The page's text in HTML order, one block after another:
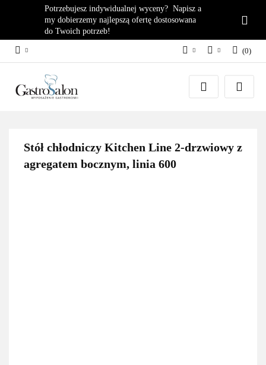
Potrzebujesz indywidualnej wyceny? Napisz a
my dobierzemy najlepszą ofertę dostosowana
do Twoich potrzeb!
EUR
Załóż konto
(0)
Stół chłodniczy Kitchen Line 2-drzwiowy z
agregatem bocznym, linia 600